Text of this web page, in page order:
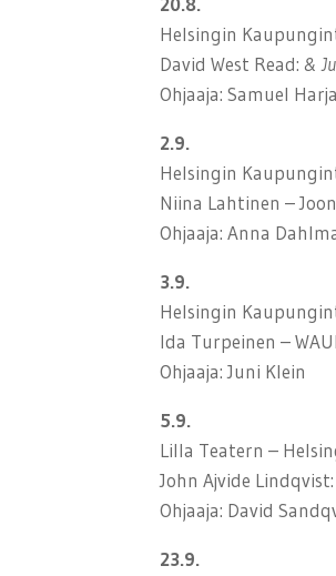
Helsingin
David West Read: &
Ohjaaja: Samuel
2.9.
Helsingin
Niina Lahtinen –
Ohjaaja: Anna
3.9.
Helsingin
Ida Turpeinen –
Ohjaaja: Juni Klein
5.9.
Lilla Teatern –
John Ajvide Lindqvist:
Ohjaaja: David
23.9.